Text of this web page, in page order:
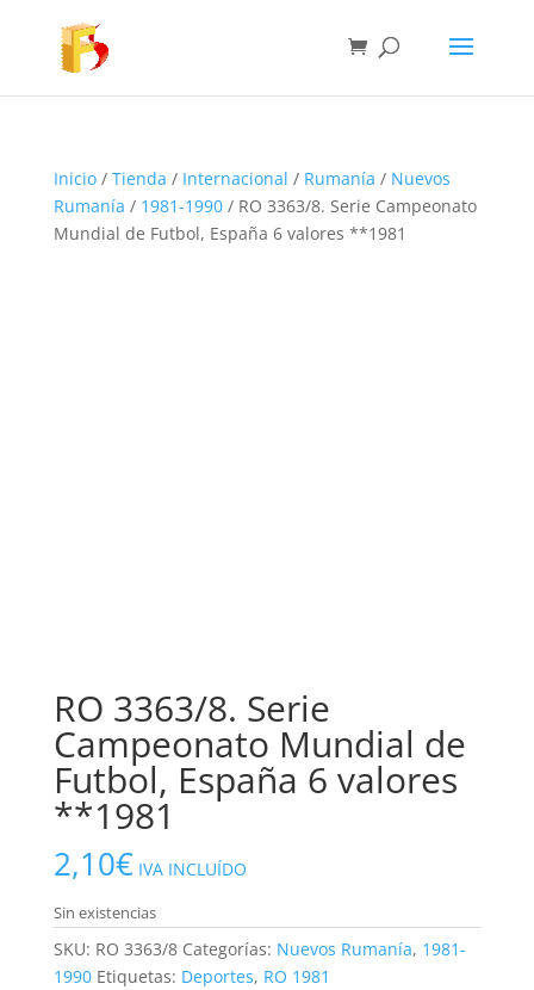
Inicio/ Tienda / Internacional / Rumanía / Nuevos
Rumanía / 1981-1990/ RO 3363/8. Serie Campeonato
Mundial de Futbol, España 6 valores **1981
RO 3363/8. Serie
Campeonato Mundial de
Futbol, España 6 valores
**1981
2,10€ IVA INCLUÍDO
Sin existencias
SKU: RO 3363/8 Categorías: Nuevos Rumanía, 1981-
1990 Etiquetas: Deportes, RO 1981